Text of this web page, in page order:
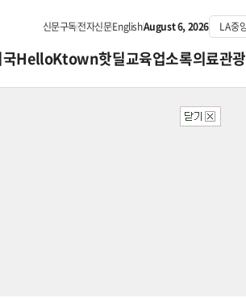
신문구독전자신문EnglishAugust 6, 2026
HelloKtown핫딜교육업소록의료관광